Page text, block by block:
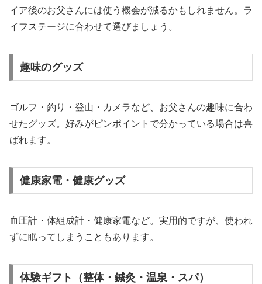
イア後のお父さんには使う機会が減るかもしれません。ラ
イフステージに合わせて選びましょう。
趣味のグッズ
ゴルフ・釣り・登山・カメラなど、お父さんの趣味に合わ
せたグッズ。好みがピンポイントで分かっている場合は喜
ばれます。
健康家電・健康グッズ
血圧計・体組成計・健康家電など。実用的ですが、使われ
ずに眠ってしまうこともあります。
体験ギフト（整体・鍼灸・温泉・スパ）